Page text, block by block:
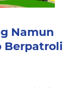
Namun
Berpatroli